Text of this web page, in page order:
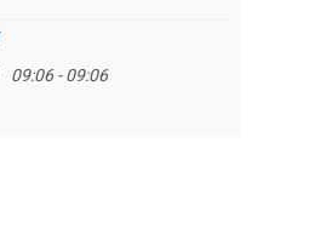
09:06 - 09:06